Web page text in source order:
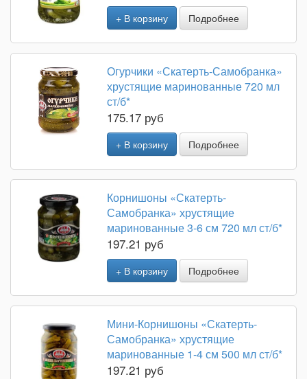
+ В корзину Подробнее
Огурчики «Скатерть-Самобранка»
хрустящие маринованные 720 мл
ст/б*
175.17 руб
+ В корзину Подробнее
Корнишоны «Скатерть-
Самобранка» хрустящие
маринованные 3-6 см 720 мл ст/б*
197.21 руб
+ В корзину Подробнее
Мини-Корнишоны «Скатерть-
Самобранка» хрустящие
маринованные 1-4 см 500 мл ст/б*
197.21 руб